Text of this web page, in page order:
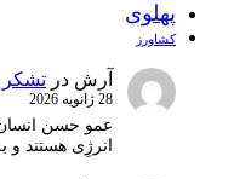
پهلوی
کشاورز
آرش در تشکر
28 ژانویه 2026
عمو حسن انسان
انرژِی هستند و